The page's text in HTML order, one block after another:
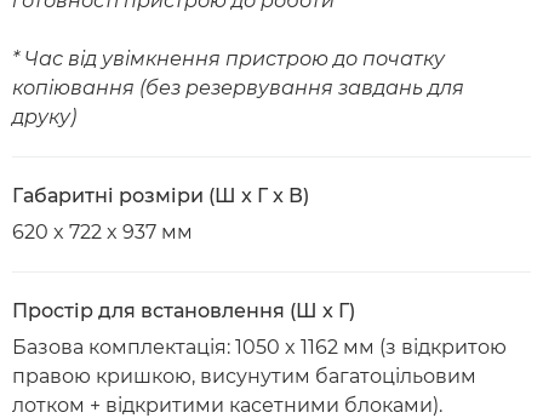
* Час від увімкнення пристрою до початку
копіювання (без резервування завдань для
друку)
Габаритні розміри (Ш x Г x В)
620 x 722 x 937 мм
Простір для встановлення (Ш x Г)
Базова комплектація: 1050 x 1162 мм (з відкритою
правою кришкою, висунутим багатоцільовим
лотком + відкритими касетними блоками).